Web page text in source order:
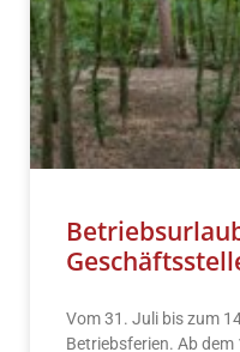
Vom 31. Juli bis zum
Betriebsferien. Ab